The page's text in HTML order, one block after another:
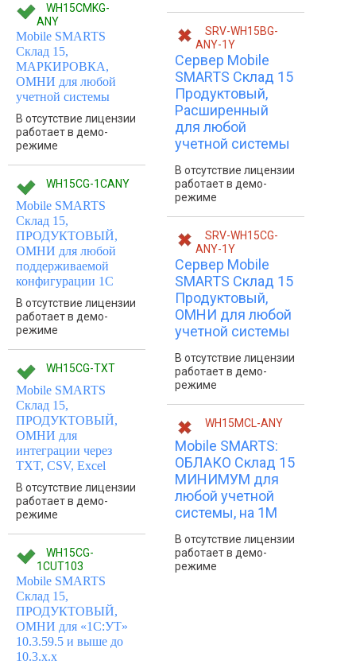
WH15CMKG-
ANY
Mobile SMARTS
Склад 15,
МАРКИРОВКА,
ОМНИ для любой
учетной системы
В отсутствие лицензии
работает в демо-
режиме
WH15CG-1CANY
Mobile SMARTS
Склад 15,
ПРОДУКТОВЫЙ,
ОМНИ для любой
поддерживаемой
конфигурации 1С
В отсутствие лицензии
работает в демо-
режиме
WH15CG-TXT
Mobile SMARTS
Склад 15,
ПРОДУКТОВЫЙ,
ОМНИ для
интеграции через
TXT, CSV, Excel
В отсутствие лицензии
работает в демо-
режиме
WH15CG-
1CUT103
Mobile SMARTS
Склад 15,
ПРОДУКТОВЫЙ,
ОМНИ для «1С:УТ»
10.3.59.5 и выше до
10.3.x.x
SRV-WH15BG-
ANY-1Y
Сервер Mobile
SMARTS Склад 15
Продуктовый,
Расширенный
для любой
учетной системы
В отсутствие лицензии
работает в демо-
режиме
SRV-WH15CG-
ANY-1Y
Сервер Mobile
SMARTS Склад 15
Продуктовый,
ОМНИ для любой
учетной системы
В отсутствие лицензии
работает в демо-
режиме
WH15MCL-ANY
Mobile SMARTS:
ОБЛАКО Склад 15
МИНИМУМ для
любой учетной
системы, на 1M
В отсутствие лицензии
работает в демо-
режиме